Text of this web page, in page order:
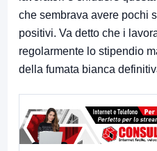
che sembrava avere pochi
positivi. Va detto che i
regolarmente lo stipendio
della fumata bianca